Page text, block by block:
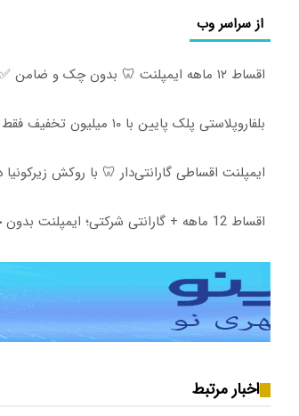
از سراسر وب
اقساط ۱۲ ماهه ایمپلنت 🦷 بدون چک و ضامن ✅
بلفاروپلاستی پلک پایین با ۱۰ میلیون تخفیف فقط 3۵ میلیون 👀
ایمپلنت اقساطی گارانتی‌دار 🦷 با روکش
اقساط 12 ماهه + گارانتی شرکتی؛ ایمپلنت بدون چک و ضامن ✨
اخبار مرتبط